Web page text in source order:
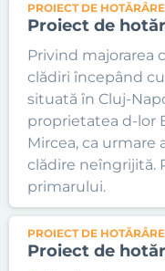
PROIECT DE HOTĂRÂRE
Proiect de
Privind majorarea
clădiri începând
situată în Cluj-
proprietatea d-lor
Mircea, ca
clădire neîngrijită.
primarului.
PROIECT DE HOTĂRÂRE
Proiect de